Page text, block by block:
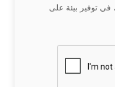
في توفير بيئة على